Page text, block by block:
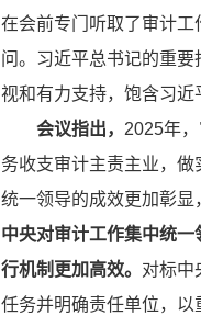
在会前专门听取了审计
问。习近平总书记的重
视和有力支持，饱含习近
会议指出， 2025年
务收支审计主责主业，做
统一领导的成效更加彰显
中央对审计工作集中统一
行机制更加高效。 对标中
任务并明确责任单位，以